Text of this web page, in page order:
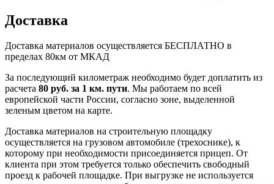
Доставка
Доставка материалов осуществляется БЕСПЛАТНО в
пределах 80км от МКАД
За последующий километраж необходимо будет доплатить из
расчета 80 руб. за 1 км. пути. Мы работаем по всей
европейской части России, согласно зоне, выделенной
зеленым цветом на карте.
Доставка материалов на строительную площадку
осуществляется на грузовом автомобиле (трехоснике), к
которому при необходимости присоединяется прицеп. От
клиента при этом требуется только обеспечить свободный
проезд к рабочей площадке. При выгрузке не используется